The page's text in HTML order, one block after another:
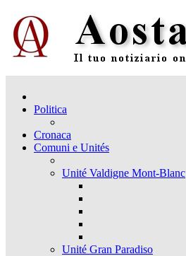
Politica
Cronaca
Comuni e Unités
Unité Valdigne Mont-Blanc
Unité Gran Paradiso